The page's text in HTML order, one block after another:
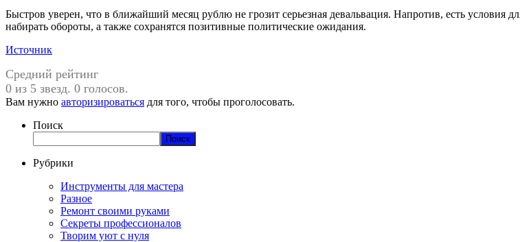
Быстров уверен, что в ближайший месяц рублю не грозит серьезная девальвация. Напротив, есть условия
набирать обороты, а также сохранятся позитивные политические ожидания.
Источник
Средний рейтинг
0 из 5 звезд. 0 голосов.
Вам нужно авторизироваться для того, чтобы проголосовать.
Поиск
Поиск
Рубрики
Инструменты для мастера
Разное
Ремонт своими руками
Секреты профессионалов
Творим уют с нуля